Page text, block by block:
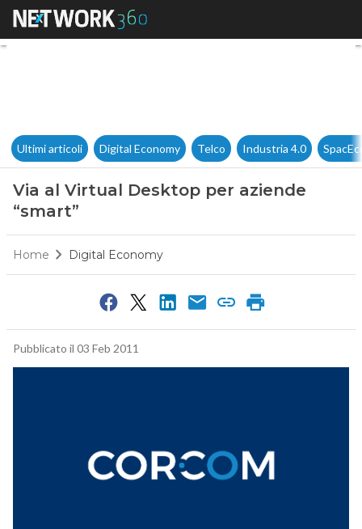
Via al Virtual Desktop per
Ultimi articoli Digital Economy Telco Industria 4.0
Via al Virtual Desktop per aziende
“smart”
Home Digital Economy
Pubblicato il 03 Feb 2011